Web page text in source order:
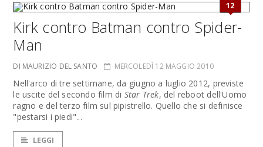
12
Kirk contro Batman contro Spider-
Man
DI MAURIZIO DEL SANTO MERCOLEDÌ 12 MAGGIO 2010
Nell'arco di tre settimane, da giugno a luglio 2012, previste
le uscite del secondo film di Star Trek, del reboot dell'Uomo
ragno e del terzo film sul pipistrello. Quello che si definisce
"pestarsi i piedi"...
LEGGI